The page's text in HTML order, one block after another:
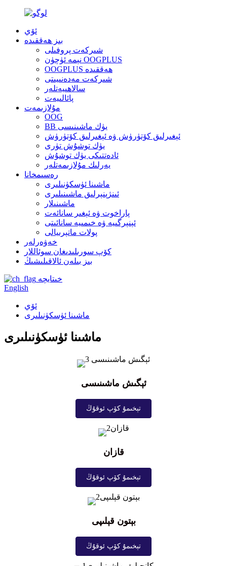
ئۆي
بىز ھەققىدە
شىركەت پروفىلى
نېمە ئۈچۈن OOGPLUS
OOGPLUS ھەققىدە
شىركەت مەدەنىيىتى
سالاھىيەتلەر
پائالىيەت
مۇلازىمەت
OOG
BB يۈك ماشىنىسى
ئېغىرلىق كۆتۈرۈش ۋە ئېغىرلىق كۆتۈرۈش
يۈك توشۇش تۈرى
ئادەتتىكى يۈك توشۇش
يەرلىك مۇلازىمەتلەر
رەسىمخانا
ماشىنا ئۈسكۈنىلىرى
ئىنژېنېرلىق ماشىنىلىرى
ماشىنىلار
پاراخوت ۋە ئېغىر سانائەت
ئېنېرگىيە ۋە خىمىيە سانائىتى
پولات ماتېرىيالى
خەۋەرلەر
كۆپ سورىلىدىغان سوئاللار
بىز بىلەن ئالاقىلىشىڭ
خىتايچە
English
ئۆي
ماشىنا ئۈسكۈنىلىرى
ماشىنا ئۈسكۈنىلىرى
ئېگىش ماشىنىسى
تېخىمۇ كۆپ ئوقۇڭ
قازان
تېخىمۇ كۆپ ئوقۇڭ
بېتون قېلىپى
تېخىمۇ كۆپ ئوقۇڭ